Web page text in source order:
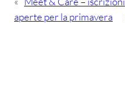
aperte per la primavera